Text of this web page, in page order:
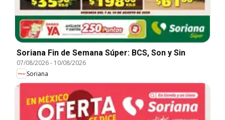
Soriana Fin de Semana Súper: BCS, Son y Sin
07/08/2026- 10/08/2026
Soriana